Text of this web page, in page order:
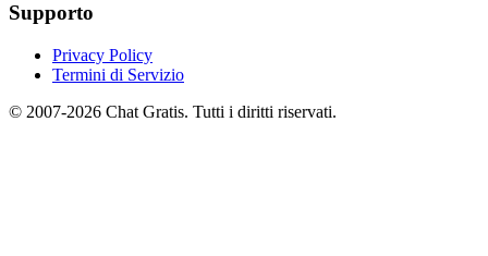
Supporto
Privacy Policy
Termini di Servizio
© 2007-2026 Chat Gratis. Tutti i diritti riservati.